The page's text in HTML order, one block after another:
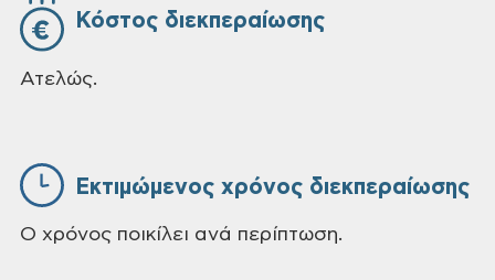
Κόστος διεκπεραίωσης
Ατελώς.
Εκτιμώμενος χρόνος διεκπεραίωσης
Ο χρόνος ποικίλει ανά περίπτωση.